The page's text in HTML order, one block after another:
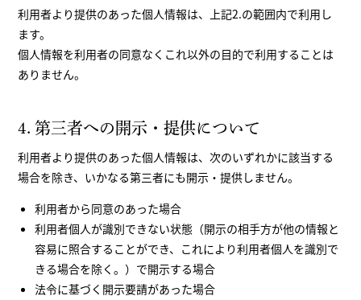
利用者より提供のあった個人情報は、上記2.の範囲内で利用し
ます。
個人情報を利用者の同意なくこれ以外の目的で利用することは
ありません。
4. 第三者への開示・提供について
利用者より提供のあった個人情報は、次のいずれかに該当する
場合を除き、いかなる第三者にも開示・提供しません。
利用者から同意のあった場合
利用者個人が識別できない状態（開示の相手方が他の情報と
容易に照合することができ、これにより利用者個人を識別で
きる場合を除く。）で開示する場合
法令に基づく開示要請があった場合